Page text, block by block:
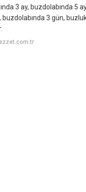
3 ay, buzdolabında 5
buzdolabında 3 gün,